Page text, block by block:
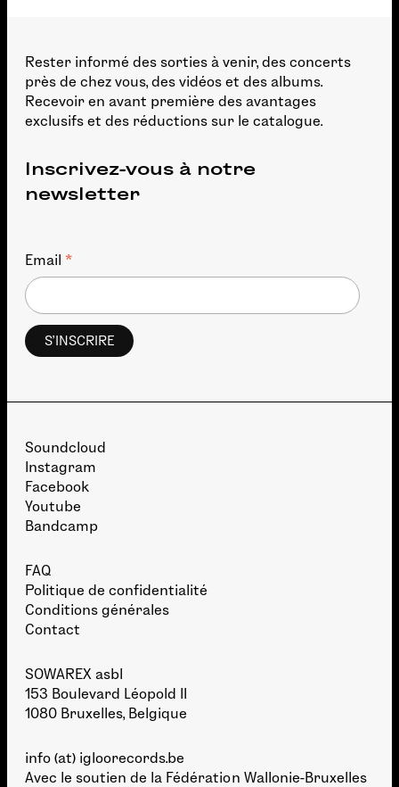
Rester informé des sorties à venir, des concerts
près de chez vous, des vidéos et des albums.
Recevoir en avant première des avantages
exclusifs et des réductions sur le catalogue.
Inscrivez-vous à notre
newsletter
Email *
Soundcloud
Instagram
Facebook
Youtube
Bandcamp
FAQ
Politique de confidentialité
Conditions générales
Contact
SOWAREX asbl
153 Boulevard Léopold II
1080 Bruxelles, Belgique
info (at) igloorecords.be
Avec le soutien de la Fédération Wallonie-Bruxelles